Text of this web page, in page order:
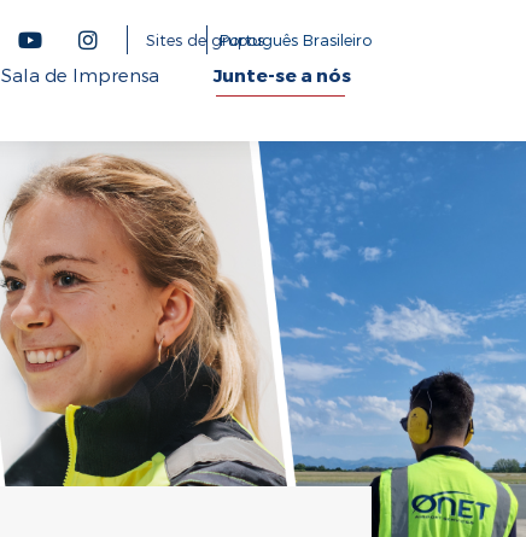
Sala de Imprensa Junte-se a nós
Sites de gruposPortuguês Brasileiro